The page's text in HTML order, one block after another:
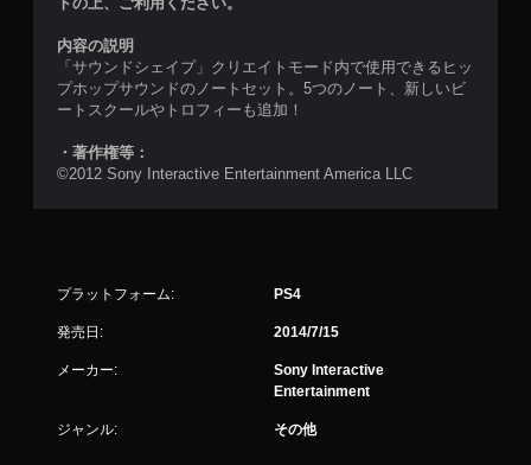
内容の説明
「サウンドシェイプ」クリエイトモード内で使用できるヒッ
プホップサウンドのノートセット。5つのノート、新しいビ
ートスクールやトロフィーも追加！
・著作権等：
©2012 Sony Interactive Entertainment America LLC
プラットフォーム: PS4
発売日: 2014/7/15
メーカー:
Sony Interactive
Entertainment
ジャンル: その他